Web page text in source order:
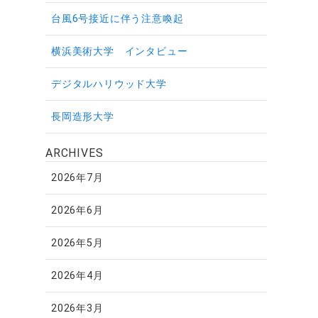
台風6号接近に伴う注意喚起
横浜美術大学 インタビュー
デジタルハリウッド大学
長岡造形大学
ARCHIVES
2026年7月
2026年6月
2026年5月
2026年4月
2026年3月